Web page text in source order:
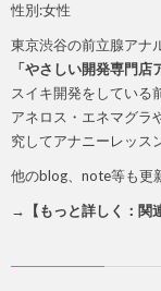
性別:女性
東京渋谷の前立腺アナ
「やさしい開発専門店
スイキ開発をしている
アネロス・エネマグラ
究してアナニーレッス
他のblog、note等も更
→【もっと詳しく：関